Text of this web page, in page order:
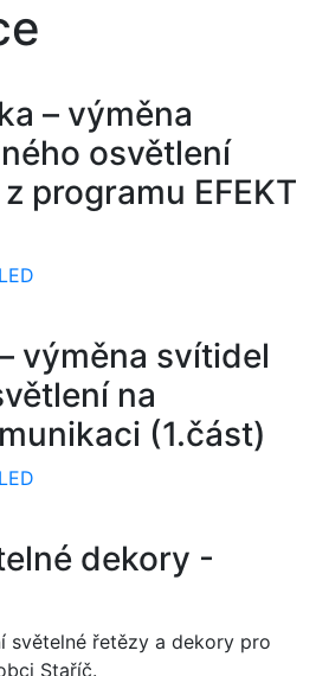
– výměna
osvětlení
programu EFEKT
výměna svítidel
na
(1.část)
dekory -
světelné řetězy a dekory pro
Staříč.